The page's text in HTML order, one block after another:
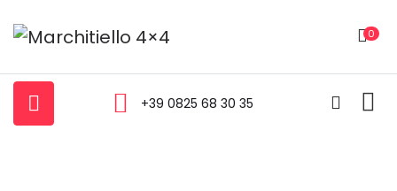
0
+39 0825 68 30 35